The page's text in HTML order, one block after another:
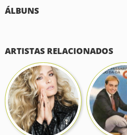
ÁLBUNS
ARTISTAS RELACIONADOS